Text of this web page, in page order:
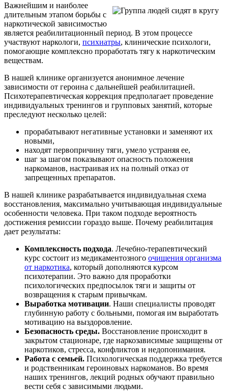
Важнейшим и наиболее
длительным этапом борьбы с
наркотической зависимостью
является реабилитационный период. В этом процессе
участвуют наркологи, психиатры, клинические психологи,
помогающие комплексно проработать тягу к наркотическим
веществам.
В нашей клинике организуется анонимное лечение
зависимости от героина с дальнейшей реабилитацией.
Психотерапевтическая коррекция предполагает проведение
индивидуальных тренингов и групповых занятий, которые
преследуют несколько целей:
прорабатывают негативные установки и заменяют их
новыми,
находят первопричину тяги, умело устраняя ее,
шаг за шагом показывают опасность положения
наркоманов, настраивая их на полный отказ от
запрещенных препаратов.
В нашей клинике разрабатывается индивидуальная схема
восстановления, максимально учитывающая индивидуальные
особенности человека. При таком подходе вероятность
достижения ремиссии гораздо выше. Почему реабилитация
дает результаты:
Комплексность подхода. Лечебно-терапевтический
курс состоит из медикаментозного очищения организма
от наркотика, который дополняются курсом
психотерапии. Это важно для проработки
психологических предпосылок тяги и защиты от
возвращения к старым привычкам.
Выработка мотивации. Наши специалисты проводят
глубинную работу с больными, помогая им выработать
мотивацию на выздоровление.
Безопасность среды. Восстановление происходит в
закрытом стационаре, где наркозависимые защищены от
наркотиков, стресса, конфликтов и недопонимания.
Работа с семьей. Психологическая поддержка требуется
и родственникам героиновых наркоманов. Во время
наших тренингов, лекций родных обучают правильно
вести себя с зависимыми людьми.